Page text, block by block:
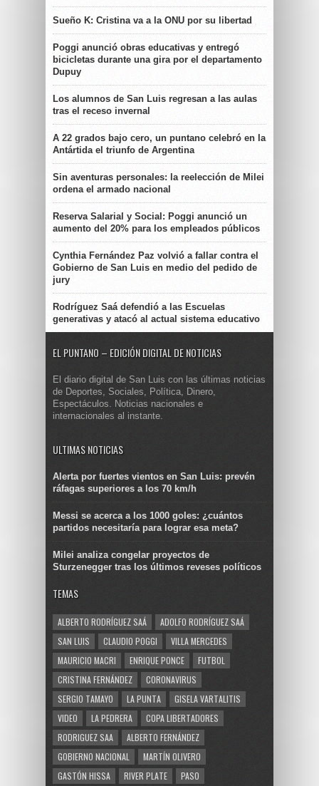
Sueño K: Cristina va a la ONU por su libertad
Poggi anunció obras educativas y entregó
bicicletas durante una gira por el departamento
Dupuy
Los alumnos de San Luis regresan a las aulas
tras el receso invernal
A 22 grados bajo cero, un puntano celebró en la
Antártida el triunfo de Argentina
Sin aventuras personales: la reelección de Milei
ordena el armado nacional
Reserva Salarial y Social: Poggi anunció un
aumento del 20% para los empleados públicos
Cynthia Fernández Paz volvió a fallar contra el
Gobierno de San Luis en medio del pedido de
jury
Rodríguez Saá defendió a las Escuelas
generativas y atacó al actual sistema educativo
EL PUNTANO – EDICIÓN DIGITAL DE NOTICIAS
El diario digital de San Luis con las últimas noticias
de Deportes, Sociales, Política, Dinero,
Espectáculos. Noticias nacionales e
internacionales al instante.
ULTIMAS NOTICIAS
Alerta por fuertes vientos en San Luis: prevén
ráfagas superiores a los 70 km/h
Messi se acerca a los 1000 goles: ¿cuántos
partidos necesitaría para lograr esa meta?
Milei analiza congelar proyectos de
Sturzenegger tras los últimos reveses políticos
TEMAS
ALBERTO RODRÍGUEZ SAÁ
ADOLFO RODRÍGUEZ SAÁ
SAN LUIS
CLAUDIO POGGI
VILLA MERCEDES
MAURICIO MACRI
ENRIQUE PONCE
FUTBOL
CRISTINA FERNÁNDEZ
CORONAVIRUS
SERGIO TAMAYO
LA PUNTA
GISELA VARTALITIS
VIDEO
LA PEDRERA
COPA LIBERTADORES
RODRIGUEZ SAA
ALBERTO FERNÁNDEZ
GOBIERNO NACIONAL
MARTÍN OLIVERO
GASTÓN HISSA
RIVER PLATE PASO